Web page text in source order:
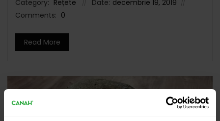
Category: Rețete Date: decembrie 19, 2019
Comments: 0
Read More